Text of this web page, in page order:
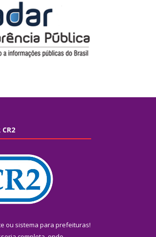
CR2
ou sistema para prefeituras!